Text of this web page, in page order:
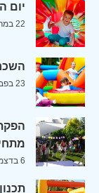
יום
22 במרץ 2017
23 בפברואר 2017
6 בדצמבר 2016